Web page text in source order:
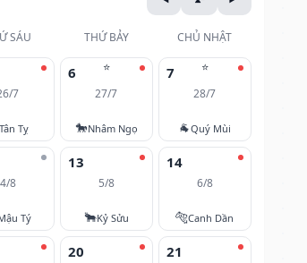
SÁU THỨ BẢY CHỦ NHẬT
7
Tân Tỵ
⭐
6
27/7
🐎Nhâm Ngọ
⭐
7
28/7
🐐Quý Mùi
4/8
Tý
13
5/8
🐂Kỷ Sửu
14
6/8
🐅Canh Dần
20 21